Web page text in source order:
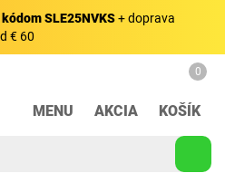
kódom SLE25NVKS+ doprava
€ 60
MENU AKCIA
0
KOŠÍK